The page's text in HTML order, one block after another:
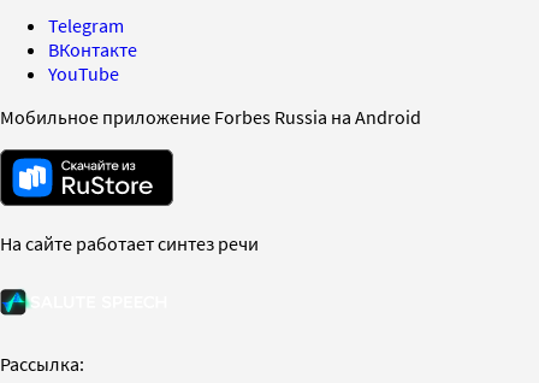
Telegram
ВКонтакте
YouTube
Мобильное приложение Forbes Russia на Android
На сайте работает синтез речи
Рассылка: